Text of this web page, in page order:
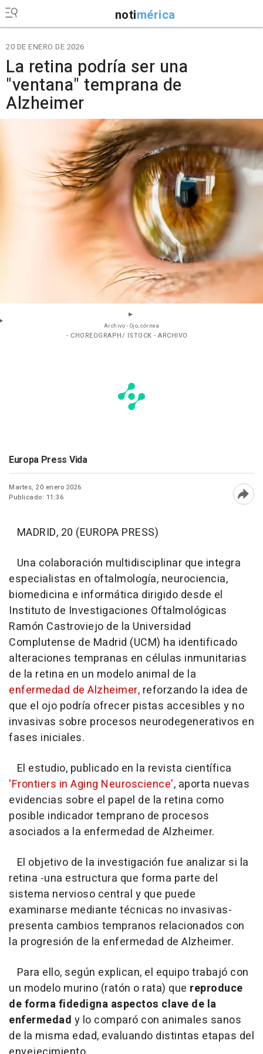
notimérica
20 DE ENERO DE 2026
La retina podría ser una
"ventana" temprana de
Alzheimer
Archivo - Ojo, córnea
- CHOREOGRAPH/ ISTOCK - ARCHIVO
Europa Press Vida
Martes, 20 enero 2026
Publicado: 11:36
MADRID, 20 (EUROPA PRESS)
Una colaboración multidisciplinar que integra
especialistas en oftalmología, neurociencia,
biomedicina e informática dirigido desde el
Instituto de Investigaciones Oftalmológicas
Ramón Castroviejo de la Universidad
Complutense de Madrid (UCM) ha identificado
alteraciones tempranas en células inmunitarias
de la retina en un modelo animal de la
enfermedad de Alzheimer, reforzando la idea de
que el ojo podría ofrecer pistas accesibles y no
invasivas sobre procesos neurodegenerativos en
fases iniciales.
El estudio, publicado en la revista científica
'Frontiers in Aging Neuroscience', aporta nuevas
evidencias sobre el papel de la retina como
posible indicador temprano de procesos
asociados a la enfermedad de Alzheimer.
El objetivo de la investigación fue analizar si la
retina -una estructura que forma parte del
sistema nervioso central y que puede
examinarse mediante técnicas no invasivas-
presenta cambios tempranos relacionados con
la progresión de la enfermedad de Alzheimer.
Para ello, según explican, el equipo trabajó con
un modelo murino (ratón o rata) que reproduce
de forma fidedigna aspectos clave de la
enfermedad y lo comparó con animales sanos
de la misma edad, evaluando distintas etapas del